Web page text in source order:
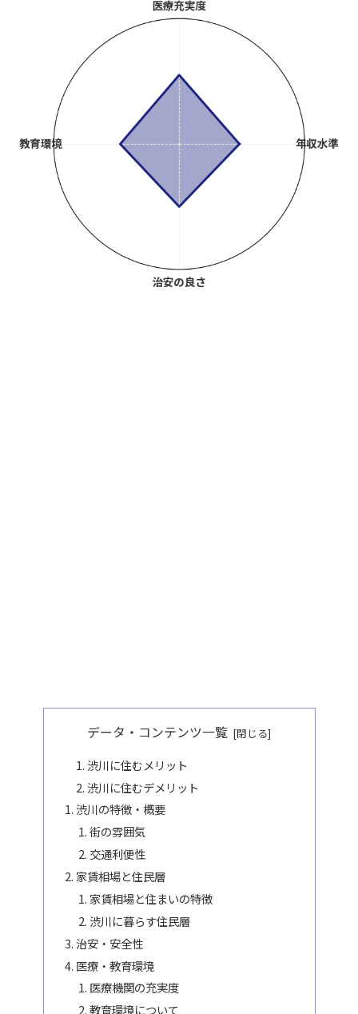
データ・コンテンツ一覧
渋川に住むメリット
渋川に住むデメリット
渋川の特徴・概要
街の雰囲気
交通利便性
家賃相場と住民層
家賃相場と住まいの特徴
渋川に暮らす住民層
治安・安全性
医療・教育環境
医療機関の充実度
教育環境について